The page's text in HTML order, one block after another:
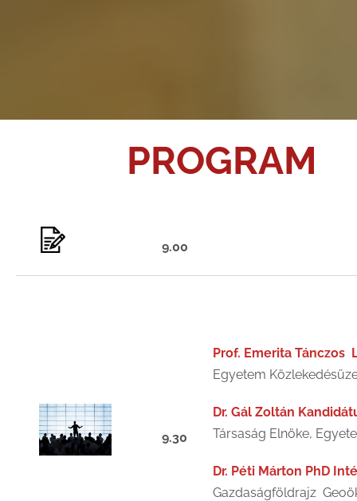
PROGRAM
9.00
9.30
Prof. Emerita Tánczos
Egyetem
Dr. Gál Zoltán
Társaság Elnöke,
Dr. Péti Márton PhD
Gazdaságföldrajz